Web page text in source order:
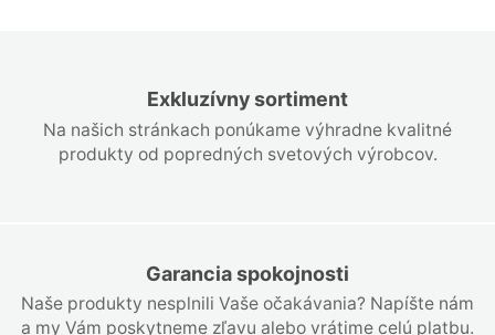
Exkluzívny sortiment
Na našich stránkach ponúkame výhradne kvalitné
produkty od popredných svetových výrobcov.
Garancia spokojnosti
Naše produkty nesplnili Vaše očakávania? Napíšte nám
a my Vám poskytneme zľavu alebo vrátime celú platbu.